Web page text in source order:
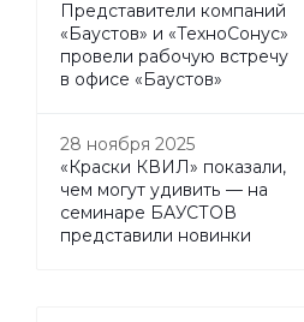
Представители компаний
«Баустов» и «ТехноСонус»
провели рабочую встречу
в офисе «Баустов»
28 ноября 2025
«Краски КВИЛ» показали,
чем могут удивить — на
семинаре БАУСТОВ
представили новинки